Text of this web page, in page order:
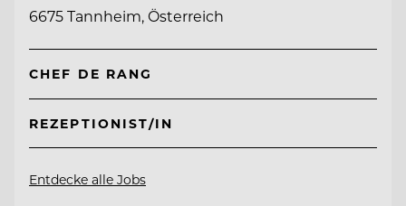
6675 Tannheim, Österreich
CHEF DE RANG
REZEPTIONIST/IN
Entdecke alle Jobs